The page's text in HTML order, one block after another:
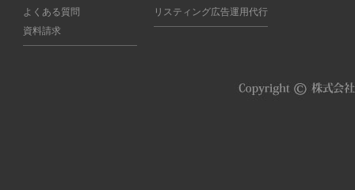
よくある質問
資料請求
リスティング広告運用代行